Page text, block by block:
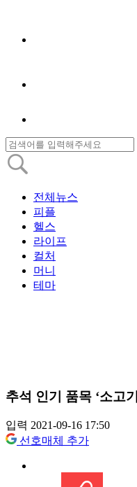
전체뉴스
피플
헬스
라이프
컬처
머니
테마
추석 인기 품목 ‘소고
입력 2021-09-16 17:50
선호매체 추가